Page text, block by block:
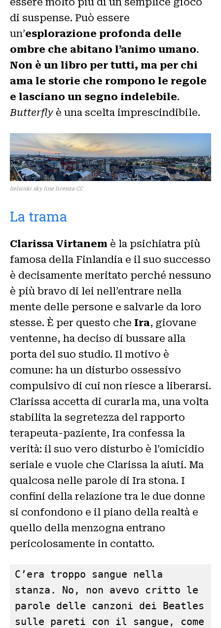
di suspense. Può essere
un’esplorazione profonda delle
ombre che abitano l’animo umano.
Non è un libro per tutti, ma per chi
ama le storie che rompono le regole
e lasciano un segno indelebile.
Butterfly è una scelta imprescindibile.
helsinki sky line licenza CC
La trama
Clarissa Virtanem è la psichiatra più
famosa della Finlandia e il suo successo
è decisamente meritato perché nessuno
è più bravo di lei nell’entrare nella
mente delle persone e salvarle da loro
stesse. È per questo che Ira, giovane
ventenne, ha deciso di bussare alla
porta del suo studio. Il motivo è
comune: ha un disturbo ossessivo
compulsivo di cui non riesce a liberarsi.
Clarissa accetta di curarla ma, una volta
stabilita la segretezza del rapporto
terapeuta-paziente, Ira confessa la
verità: il suo vero disturbo è l’omicidio
seriale e vuole che Clarissa la aiuti. Ma
qualcosa nelle parole di Ira stona. I
confini della relazione tra le due donne
si confondono e il piano della realtà e
quello della menzogna entrano
pericolosamente in contatto.
C’era troppo sangue nella
stanza. No, non avevo critto le
parole delle canzoni dei Beatles
sulle pareti con il sangue, come